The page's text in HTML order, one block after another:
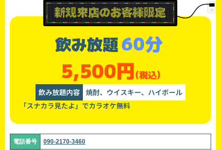
飲み放題60分
5,500円(税込)
飲み放題内容 焼酎、ウイスキー、ハイボール
「スナカラ見たよ」でカラオケ無料
電話番号 090-2170-3460